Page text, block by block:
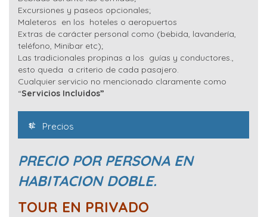
Excursiones y paseos opcionales;
Maleteros en los hoteles o aeropuertos
Extras de carácter personal como (bebida, lavandería,
teléfono, Minibar etc);
Las tradicionales propinas a los guías y conductores.,
esto queda a criterio de cada pasajero.
Cualquier servicio no mencionado claramente como
“Servicios Incluidos”
Precios
PRECIO POR PERSONA EN
HABITACION DOBLE.
TOUR EN PRIVADO